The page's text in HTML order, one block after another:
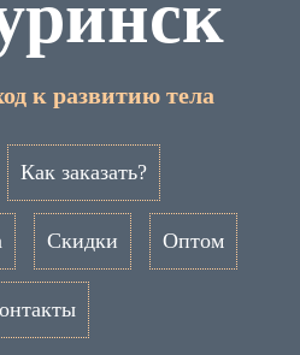
к развитию тела
Как заказать?
Скидки Оптом